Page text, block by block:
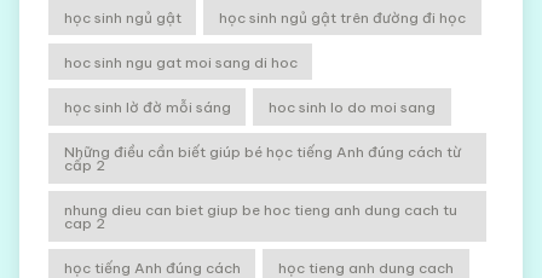
học sinh ngủ gật học sinh ngủ gật trên đường đi học
hoc sinh ngu gat moi sang di hoc
học sinh lờ đờ mỗi sáng hoc sinh lo do moi sang
Những điều cần biết giúp bé học tiếng Anh đúng cách từ
cấp 2
nhung dieu can biet giup be hoc tieng anh dung cach tu
cap 2
học tiếng Anh đúng cách học tieng anh dung cach